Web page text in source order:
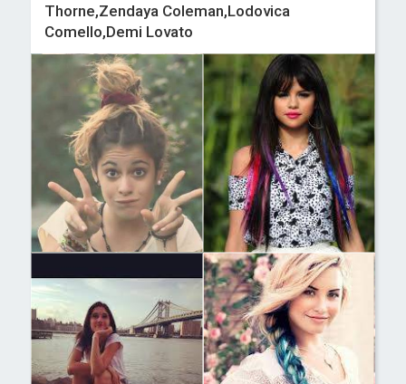
Thorne,Zendaya Coleman,Lodovica
Comello,Demi Lovato